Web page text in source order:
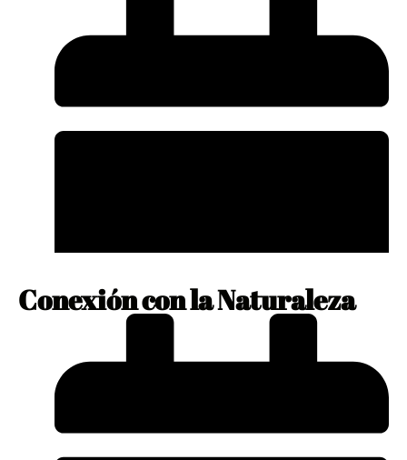
No Comments
No Comments
enero 10, 2024
Conexión con la Naturaleza